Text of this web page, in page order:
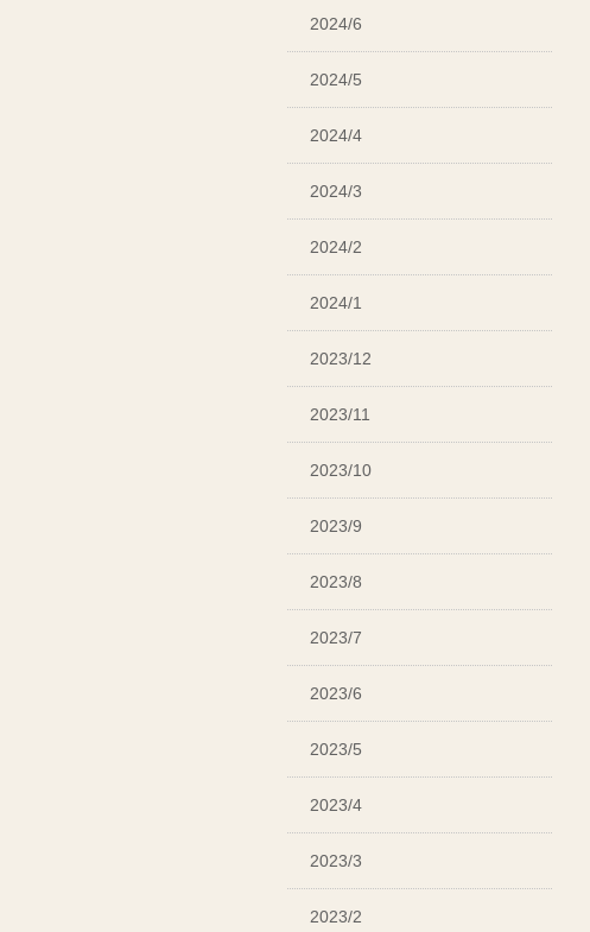
2024/6
2024/5
2024/4
2024/3
2024/2
2024/1
2023/12
2023/11
2023/10
2023/9
2023/8
2023/7
2023/6
2023/5
2023/4
2023/3
2023/2